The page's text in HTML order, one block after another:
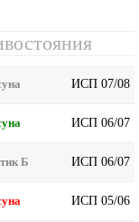
ИСП 07/08
ИСП 06/07
Б ИСП 06/07
ИСП 05/06